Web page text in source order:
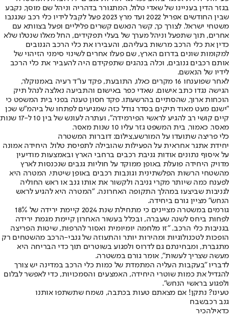
בגזר הדין בעניינו של שאדי טלול, המתגורר בדהריה וניהל שם מוסך, נקבע
שבין החודשים אפריל 2022 ועד מרץ 2023 פעל לקבל לידיו כלי רכב שנגנבו
משטחי ישראל. לצורך כך, קשר הנאשם קשרים פליליים ופעל בצוותא עם
אחרים, תוך שתפעל וניהל מערך של בעלי תפקידים, החל מאלו שנטלו שלא
כדין את כלי הרכב מרשות בעליהם, והעבירו את כלי הרכב הגנובים
למקומות שונים בדרום הארץ, שם פעלו אחרים לשינוי סימני הזיהוי של
אותם רכבים גנובים, וכלה בנהגים שתפקידם היה להעביר את כלי הרכב
לידיו של הנאשם.
לאחר שפוענחו 16 מקרים כאלו, התובעת, פקד עו"ד רעיה באמנוקלר,
הגישה נגדו כתב אישום. שאדי כפר באישום והתביעה נאלצה לנהל תיק
הוכחות ארוך, שהסתיים בהרשעתו. פקד חסון טענה בפני בית המשפט כי
״ישנם מעט מאוד תיקים בסדר גודל כזה שמגיעים לפתחו של ביהמ"ש שכן
קיים קושי רב להגיע לראשי הפירמידה", ועתרה לעונש של בין 10 ל-17 שנות
מאסר. כאמור, בית המשפט גזר עליו 10 שנות מאסר.
כלי פריצה שתועדו על המורשע,צילום: דוברות המשטרה
יחידת אתגר אחראית על הפעילות שהובילה לתפיסת טלול. היחידה אמונה
על איסוף נתונים אודות גניבת רכבים ברחבי הארץ ובאמצעות מודיעין
מדויק היחידה פועלת באופן ממוקד על חוליות גנבים שנכנסות לארץ
מהשטחי הרשות הפלשתינית וגונבות רכבים באופן שיטתי. המטרה היא
לפענח כמה שיותר מקרי גניבה ולקשור את אותו גנב או ראש החוליה
לגניבות שביצעו במהלך התקופה האחרונה. "המטרה היא להגיע לראש
הנחש" מציין גורם ביחידה.
גורמים במשטרה מציינים כי מתחילת שנת 2024 קיימת ירידה של 18%
לפחות ביחס לשנה שעברה, ובכלל בעשור האחרון קיימת מגמת ירידה
בגניבות כלי הרכב. "זו מלחמה יומיומית ואסור להרפות, שיטות הפריצה
הופכות לטכנולוגיות ומהירות יותר והתעוזה של גנבי-הרכב מהשטחים רק
מתגברת, ומבחינתם גם לדרוס ולפגוע בשוטרים תוך כדי הבריחה היא
מעשה שצריך לעשות", אומר גורם במשטרה.
לדבריו ״בעקבות העליה המתמדת של כמות כלי הרכב במדינה יש צורך
להגדיל את כמות שוטרי היחידה, האמצעים והסמכויות, כדי לאפשר לבלום
ולפגוע בראשי הנחש״.
טעינו? נתקן! אם מצאתם טעות בכתבה, נשמח שתשתפו אותנו
גנב רכבשבח
כדאילהכיר